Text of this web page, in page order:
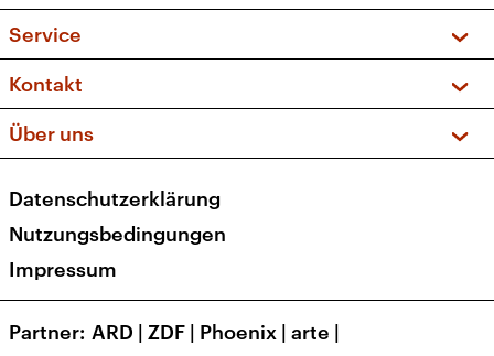
Sendungen und Podcasts
Musikliste
Kakadu – Das Kinderprogramm
Frequenzen (UKW + DAB+)
Service
FAQ
Apps
Newsletter
Veranstaltungen
Kontakt
Social Media
Über uns
Presse
Karriere
Transparenz
Datenschutzerklärung
Nutzungsbedingungen
Impressum
Partner ARD | ZDF | Phoenix | arte |